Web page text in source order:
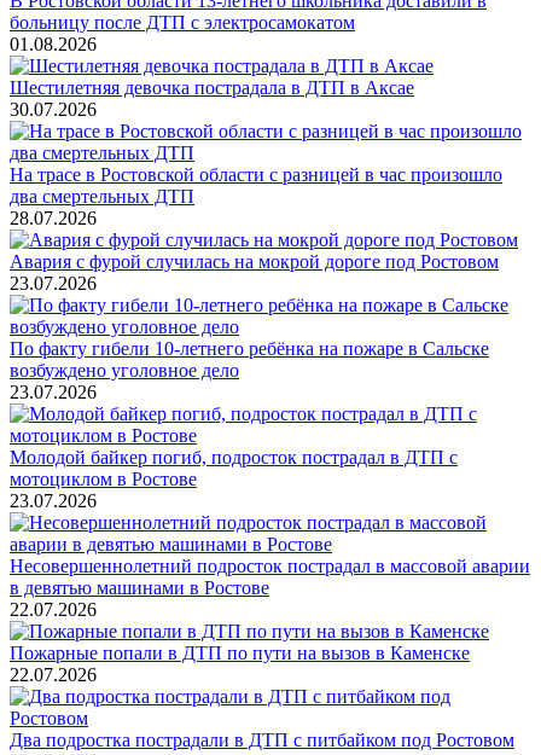
больницу после ДТП с электросамокатом
01.08.2026
Шестилетняя девочка пострадала в ДТП в Аксае
30.07.2026
На трасе в Ростовской области с разницей в час произошло
два смертельных ДТП
28.07.2026
Авария с фурой случилась на мокрой дороге под Ростовом
23.07.2026
По факту гибели 10-летнего ребёнка на пожаре в Сальске
возбуждено уголовное дело
23.07.2026
Молодой байкер погиб, подросток пострадал в ДТП с
мотоциклом в Ростове
23.07.2026
Несовершеннолетний подросток пострадал в массовой аварии
в девятью машинами в Ростове
22.07.2026
Пожарные попали в ДТП по пути на вызов в Каменске
22.07.2026
Два подростка пострадали в ДТП с питбайком под Ростовом